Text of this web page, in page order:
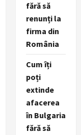
fără să
renunți la
firma din
România
Cum îți
poți
extinde
afacerea
în Bulgaria
fără să